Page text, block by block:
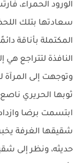
الورود الحمراء،
سعادتها بتلك
المكتملة بأناقة
النافذة لتتراجع هي
وتوجهت إلى المرآة
ثوبها الحريري
ابتسمت برضا
شقيقها الغرفة
حديثه، ونظر إلى